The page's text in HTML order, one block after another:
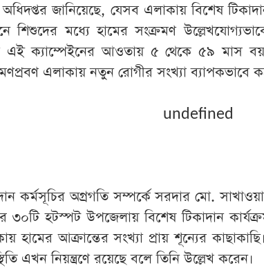
অধিদপ্তর জানিয়েছে, যেসব এলাকায় বিশেষ
শিশুদের মধ্যে হামের সংক্রমণ
এই ক্যাম্পেইনের আওতায় ৫ থেকে ৫৯ মাস
এলাকায় নতুন রোগীর সংখ্যা ব্যাপকভাবে
undefined
কর্মসূচির অগ্রগতি সম্পর্কে সরদার মো.
৩০টি হটস্পট উপজেলায় বিশেষ টিকাদান
হামের আক্রান্তের সংখ্যা প্রায় শূন্যের
এখন নিয়ন্ত্রণে রয়েছে বলে তিনি উল্লেখ করেন।